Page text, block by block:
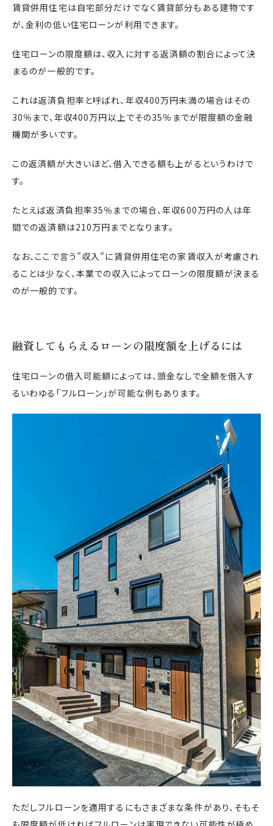
賃貸併用住宅は自宅部分だけでなく賃貸部分もある建物です
が、金利の低い住宅ローンが利用できます。
住宅ローンの限度額は、収入に対する返済額の割合によって決
まるのが一般的です。
これは返済負担率と呼ばれ、年収400万円未満の場合はその
30％まで、年収400万円以上でその35％までが限度額の金融
機関が多いです。
この返済額が大きいほど、借入できる額も上がるというわけで
す。
たとえば返済負担率35％までの場合、年収600万円の人は年
間での返済額は210万円までとなります。
なお、ここで言う”収入”に賃貸併用住宅の家賃収入が考慮され
ることは少なく、本業での収入によってローンの限度額が決まる
のが一般的です。
融資してもらえるローンの限度額を上げるには
住宅ローンの借入可能額によっては、頭金なしで全額を借入す
るいわゆる「フルローン」が可能な例もあります。
ただしフルローンを適用するにもさまざまな条件があり、そもそ